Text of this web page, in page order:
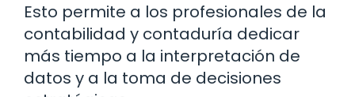
Esto permite a los profesionales de la
contabilidad y contaduría dedicar
más tiempo a la interpretación de
datos y a la toma de decisiones